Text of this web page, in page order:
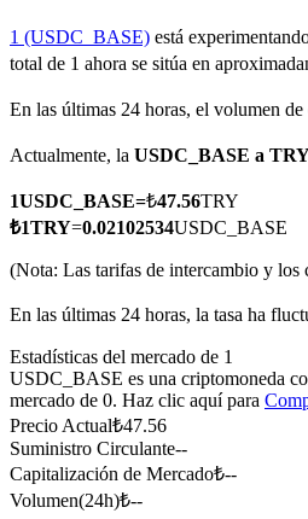
TradFi
Derivados de acciones, divisas,
Futuros del USDC
1 (USDC_BASE) está
total de 1 ahora se sitúa en
En las últimas 24 horas, el volumen
Actualmente, la USDC_BASE a
1USDC_BASE=₺47.56TRY
₺1TRY=0.02102534USDC_BASE
(Nota: Las tarifas de intercambio y los
En las últimas 24 horas, la tasa ha
Estadísticas del mercado de 1
USDC_BASE es una criptomoneda
mercado de 0. Haz clic aquí para
Precio Actual₺47.56
Suministro Circulante--
Capitalización de Mercado₺--
Volumen(24h)₺--